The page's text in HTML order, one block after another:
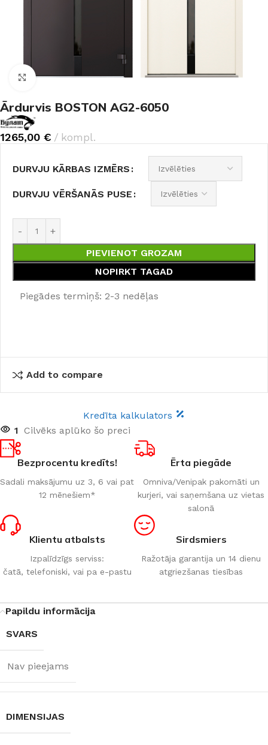
Noklikšķiniet, lai palielinātu
Ārdurvis BOSTON AG2-6050
1265,00 € kompl.
DURVJU KĀRBAS IZMĒRS
DURVJU VĒRŠANĀS PUSE
PIEVIENOT GROZAM
NOPIRKT TAGAD
Piegādes termiņš: 2-3 nedēļas
Add to compare
Kredīta kalkulators
1 Cilvēks aplūko šo preci
Bezprocentu kredīts!
Sadali maksājumu uz 3, 6 vai pat
12 mēnešiem*
Ērta piegāde
Omniva/Venipak pakomāti un
kurjeri, vai saņemšana uz vietas
salonā
Klientu atbalsts
Izpalīdzīgs serviss:
čatā, telefoniski, vai pa e-pastu
Sirdsmiers
Ražotāja garantija un 14 dienu
atgriezšanas tiesības
Papildu informācija
SVARS
Nav pieejams
DIMENSIJAS